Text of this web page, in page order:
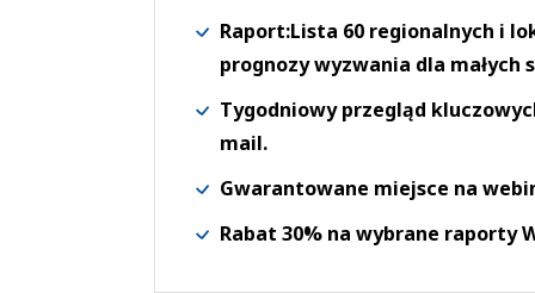
Raport:Lista 60 regionalnych i
prognozy wyzwania dla małych
Tygodniowy przegląd
mail.
Gwarantowane miejsce na
Rabat 30% na wybrane raporty